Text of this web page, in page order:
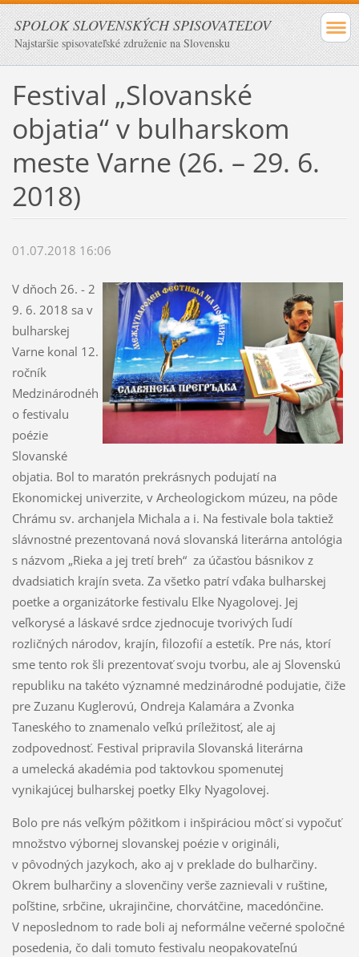
SPOLOK SLOVENSKÝCH SPISOVATEĽOV
Najstaršie spisovateľské združenie na Slovensku
Festival „Slovanské
objatia“ v bulharskom
meste Varne (26. – 29. 6.
2018)
01.07.2018 16:06
V dňoch 26. - 2
9. 6. 2018 sa v
bulharskej
Varne konal 12.
ročník
Medzinárodnéh
o festivalu
poézie
Slovanské
objatia. Bol to maratón prekrásnych podujatí na
Ekonomickej univerzite, v Archeologickom múzeu, na pôde
Chrámu sv. archanjela Michala a i. Na festivale bola taktiež
slávnostné prezentovaná nová slovanská literárna antológia
s názvom „Rieka a jej tretí breh“ za účasťou básnikov z
dvadsiatich krajín sveta. Za všetko patrí vďaka bulharskej
poetke a organizátorke festivalu Elke Nyagolovej. Jej
veľkorysé a láskavé srdce zjednocuje tvorivých ľudí
rozličných národov, krajín, filozofií a estetík. Pre nás, ktorí
sme tento rok šli prezentovať svoju tvorbu, ale aj Slovenskú
republiku na takéto významné medzinárodné podujatie, čiže
pre Zuzanu Kuglerovú, Ondreja Kalamára a Zvonka
Taneského to znamenalo veľkú príležitosť, ale aj
zodpovednosť. Festival pripravila Slovanská literárna
a umelecká akadémia pod taktovkou spomenutej
vynikajúcej bulharskej poetky Elky Nyagolovej.
Bolo pre nás veľkým pôžitkom i inšpiráciou môcť si vypočuť
množstvo výbornej slovanskej poézie v origináli,
v pôvodných jazykoch, ako aj v preklade do bulharčiny.
Okrem bulharčiny a slovenčiny verše zaznievali v ruštine,
poľštine, srbčine, ukrajinčine, chorvátčine, macedónčine.
V neposlednom to rade boli aj neformálne večerné spoločné
posedenia, čo dali tomuto festivalu neopakovateľnú